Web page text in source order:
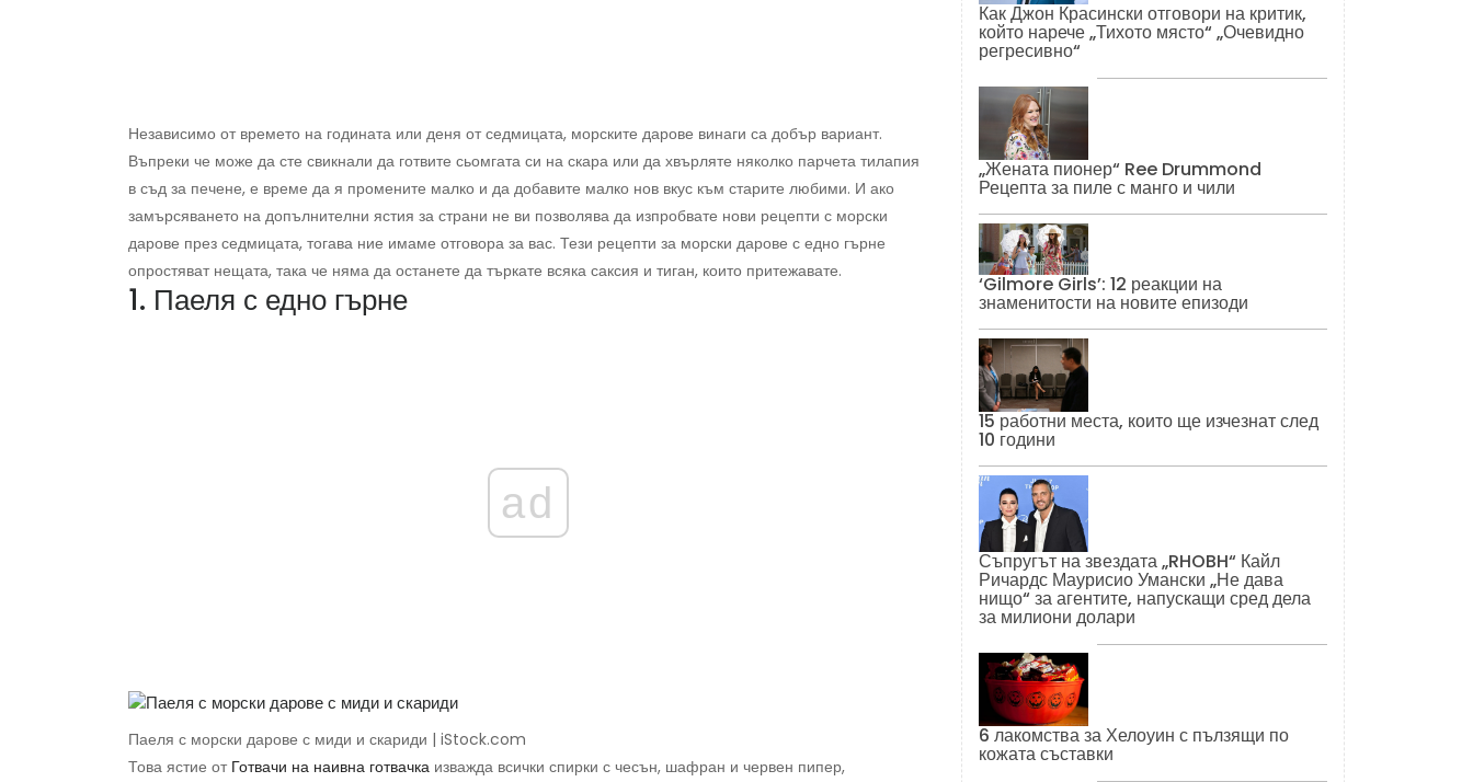
Независимо от времето на годината или деня от седмицата, морските дарове винаги са добър вариант.
Въпреки че може да сте свикнали да готвите сьомгата си на скара или да хвърляте няколко парчета тилапия
в съд за печене, е време да я промените малко и да добавите малко нов вкус към старите любими. И ако
замърсяването на допълнителни ястия за страни не ви позволява да изпробвате нови рецепти с морски
дарове през седмицата, тогава ние имаме отговора за вас. Тези рецепти за морски дарове с едно гърне
опростяват нещата, така че няма да останете да търкате всяка саксия и тиган, които притежавате.
1. Паеля с едно гърне
ad
Паеля с морски дарове с миди и скариди | iStock.com
Това ястие от Готвачи на наивна готвачка изважда всички спирки с чесън, шафран и червен пипер,
Как Джон Красински отговори на критик,
който нарече „Тихото място“ „Очевидно
регресивно“
„Жената пионер“ Ree Drummond
Рецепта за пиле с манго и чили
‘Gilmore Girls’: 12 реакции на
знаменитости на новите епизоди
15 работни места, които ще изчезнат след
10 години
Съпругът на звездата „RHOBH“ Кайл
Ричардс Маурисио Умански „Не дава
нищо“ за агентите, напускащи сред дела
за милиони долари
6 лакомства за Хелоуин с пълзящи по
кожата съставки